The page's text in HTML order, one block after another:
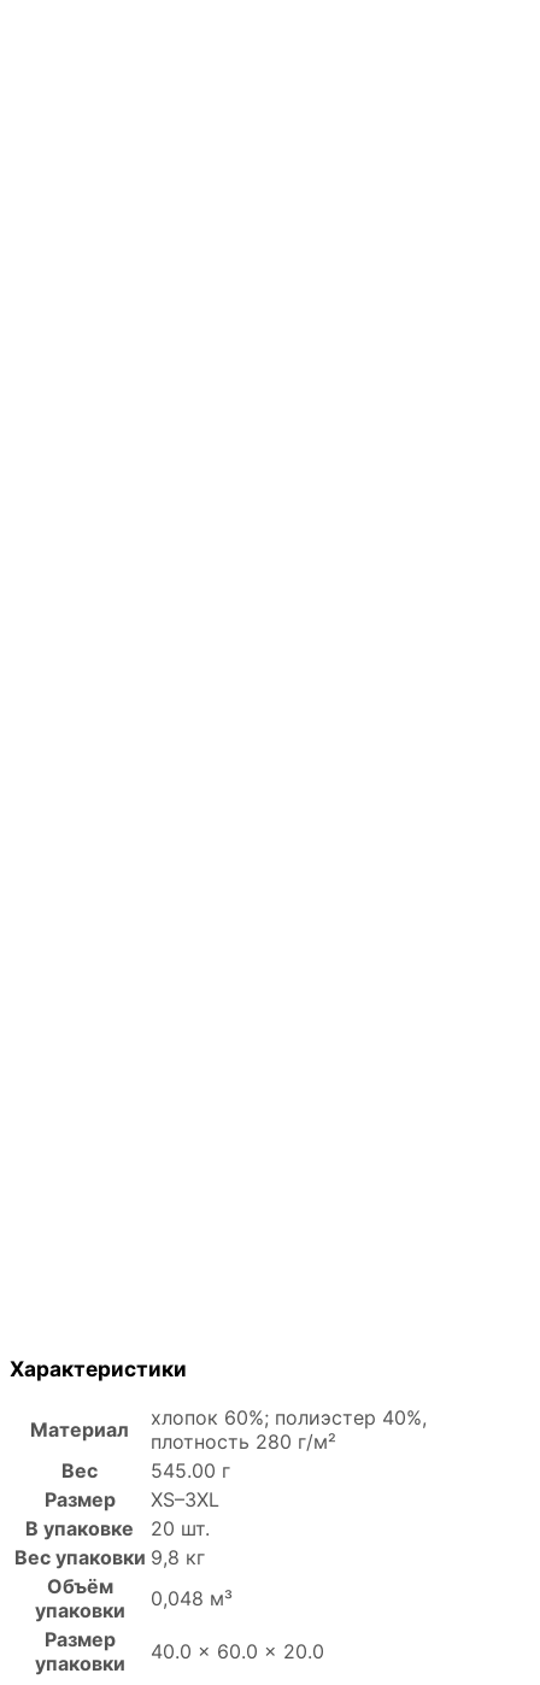
Характеристики
Материал
хлопок 60%; полиэстер 40%,
плотность 280 г/м²
Вес
545.00 г
Размер
XS–3XL
В упаковке
20 шт.
Вес упаковки 9,8 кг
Объём
упаковки
0,048 м³
Размер
упаковки
40.0 × 60.0 × 20.0